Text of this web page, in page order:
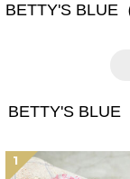
BETTY'S BLUE
BETTY'S BLUE
1